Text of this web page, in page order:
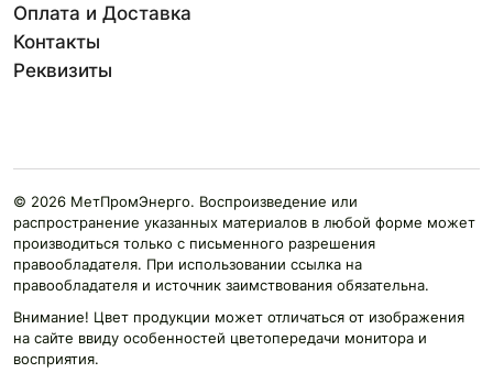
Оплата и Доставка
Контакты
Реквизиты
© 2026 МетПромЭнерго. Воспроизведение или
распространение указанных материалов в любой форме может
производиться только с письменного разрешения
правообладателя. При использовании ссылка на
правообладателя и источник заимствования обязательна.
Внимание! Цвет продукции может отличаться от изображения
на сайте ввиду особенностей цветопередачи монитора и
восприятия.